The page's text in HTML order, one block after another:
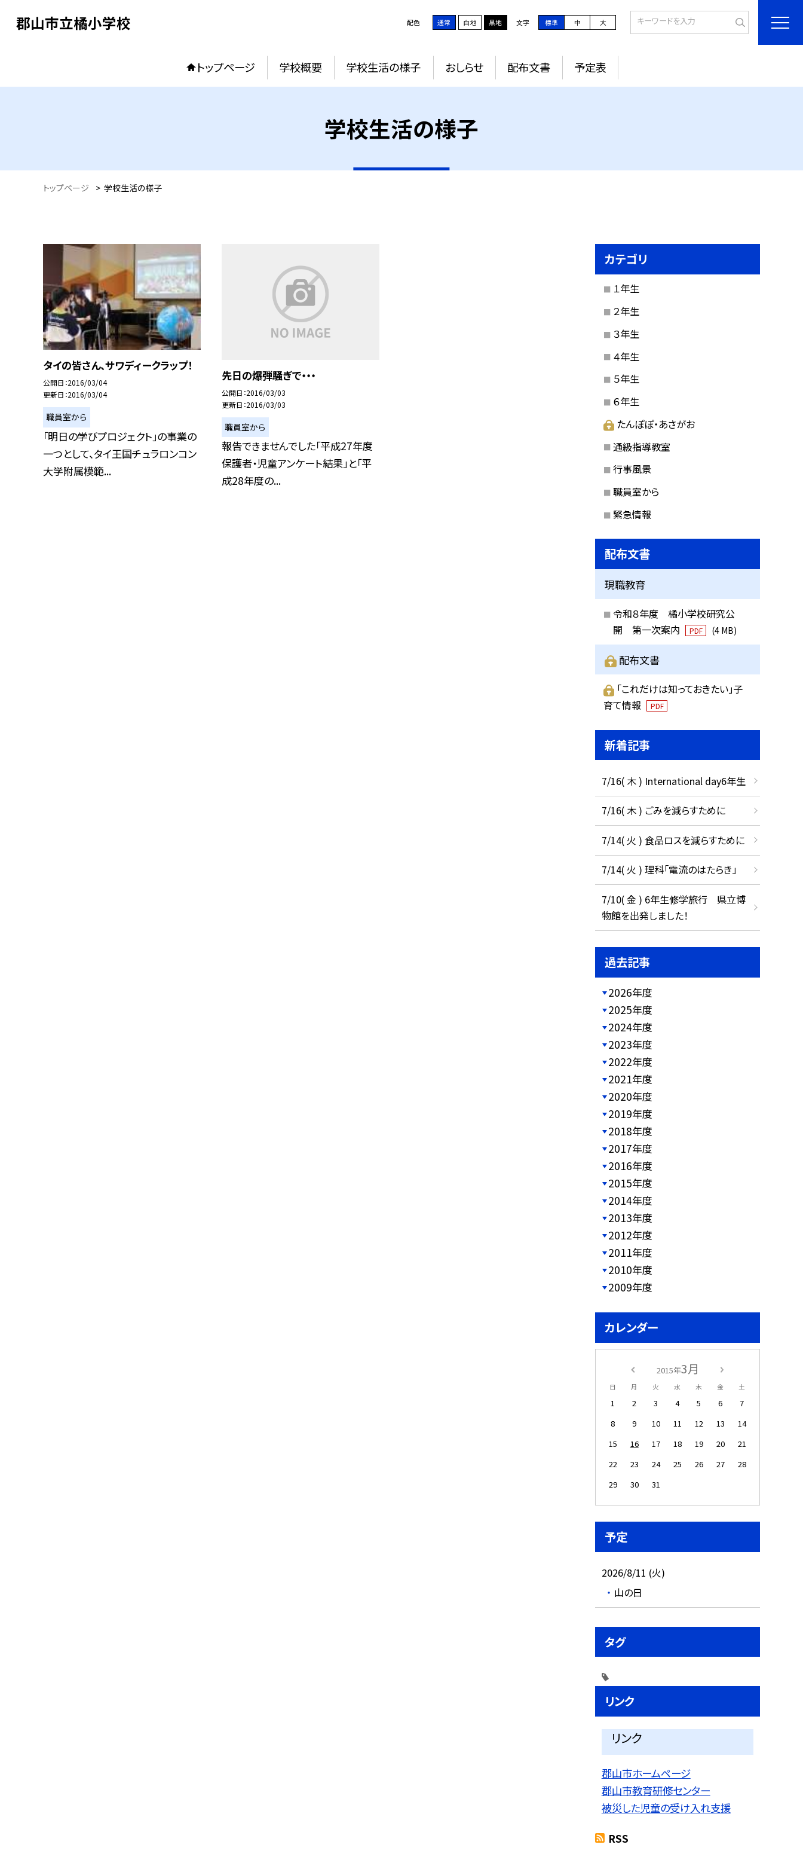
郡山市立橘小学校 配色 通常 白地 黒地 文字 標準 中 大
トップページ 学校概要 学校生活の様子 おしらせ 配布文書 予定表
学校生活の様子
トップページ > 学校生活の様子
タイの皆さん、サワディークラップ！
公開日 2016/03/04
更新日 2016/03/04
職員室から
「明日の学びプロジェクト」の事業の
一つとして、タイ王国チュラロンコン
大学附属模範...
先日の爆弾騒ぎで・・・
公開日 2016/03/03
更新日 2016/03/03
職員室から
報告できませんでした「平成27年度
保護者・児童アンケート結果」と「平
成28年度の...
カテゴリ
１年生
２年生
３年生
４年生
５年生
６年生
たんぽぽ・あさがお
通級指導教室
行事風景
職員室から
緊急情報
配布文書
現職教育
令和８年度 橘小学校研究公
開 第一次案内
PDF (4 MB)
配布文書
「これだけは知っておきたい」子
育て情報
PDF
新着記事
7/16( 木 ) International day6年生
7/16( 木 ) ごみを減らすために
7/14( 火 ) 食品ロスを減らすために
7/14( 火 ) 理科「電流のはたらき」
7/10( 金 ) 6年生修学旅行 県立博
物館を出発しました！
過去記事
2026年度
2025年度
2024年度
2023年度
2022年度
2021年度
2020年度
2019年度
2018年度
2017年度
2016年度
2015年度
2014年度
2013年度
2012年度
2011年度
2010年度
2009年度
カレンダー
2015年3月
日 月 火 水 木 金 土
1 2 3 4 5 6
7
8
9 10 11 12 13
14
15
16 17 18 19 20
21
22
23 24 25 26 27
28
29
30 31
予定
2026/8/11 (火)
山の日
タグ
リンク
リンク
郡山市ホームページ
郡山市教育研修センター
被災した児童の受け入れ支援
RSS